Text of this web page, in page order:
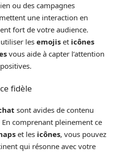
ou des campagnes
une interaction en
fort de votre audience.
les emojis et icônes
vous aide à capter l’attention
fidèle
sont avides de contenu
comprenant pleinement ce
et les icônes, vous pouvez
qui résonne avec votre